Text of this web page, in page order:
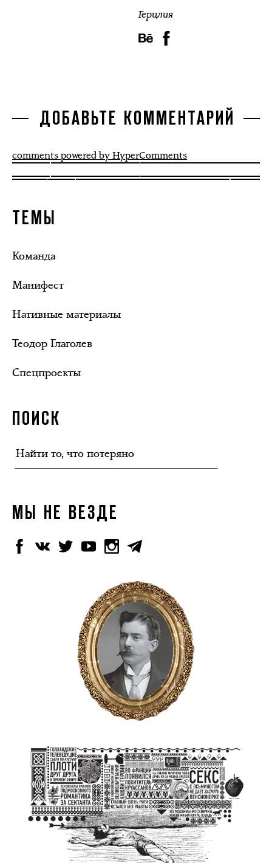
Герцлия
ДОБАВЬТЕ КОММЕНТАРИЙ
comments powered by HyperComments
ТЕМЫ
Команда
Манифест
Нативные материалы
Теодор Глаголев
Спецпроекты
ПОИСК
МЫ НЕ ВЕЗДЕ